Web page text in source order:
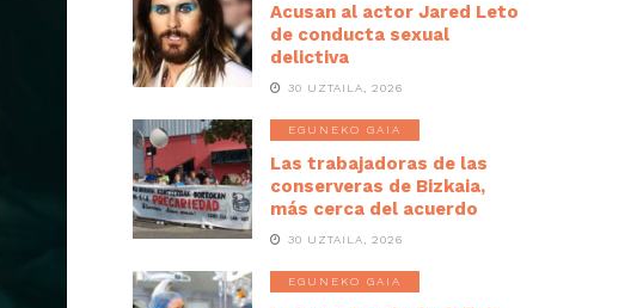
Acusan al actor Jared Leto
de conducta sexual
delictiva
30 UZTAILA, 2026
EGUNEKO GAIA
Las trabajadoras de las
conserveras de Bizkaia,
más cerca del acuerdo
30 UZTAILA, 2026
EGUNEKO GAIA